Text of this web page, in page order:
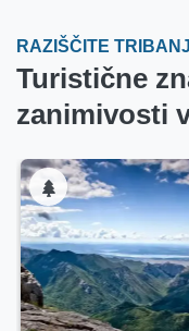
RAZIŠČITE TRIBANJ
Turistične
zanimivosti